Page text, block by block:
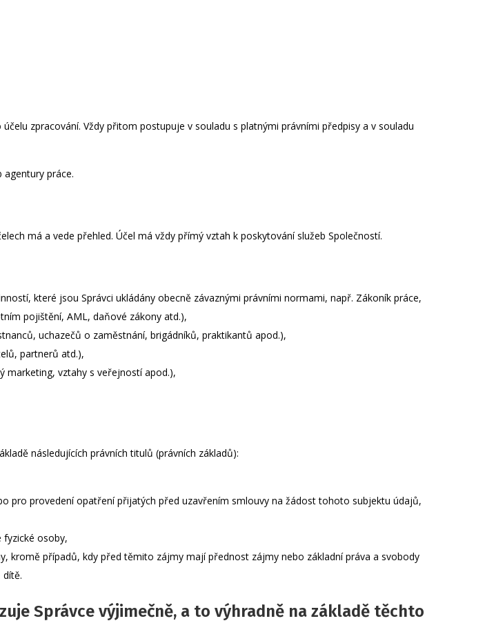
zpracování. Vždy přitom postupuje v souladu s platnými právními předpisy a v souladu
práce.
má a vede přehled. Účel má vždy přímý vztah k poskytování služeb Společností.
které jsou Správci ukládány obecně závaznými právními normami, např. Zákoník práce,
pojištění, AML, daňové zákony atd.),
uchazečů o zaměstnání, brigádníků, praktikantů apod.),
partnerů atd.),
marketing, vztahy s veřejností apod.),
následujících právních titulů (právních základů):
pro provedení opatření přijatých před uzavřením smlouvy na žádost tohoto subjektu údajů,
osoby,
kromě případů, kdy před těmito zájmy mají přednost zájmy nebo základní práva a svobody
Správce výjimečně, a to výhradně na základě těchto